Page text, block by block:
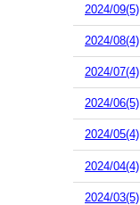
2024/09(5)
2024/08(4)
2024/07(4)
2024/06(5)
2024/05(4)
2024/04(4)
2024/03(5)